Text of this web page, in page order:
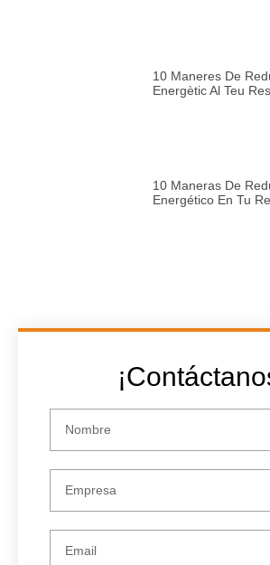
10 Maneres De
Energètic Al Teu
10 Maneras De
Energético En Tu